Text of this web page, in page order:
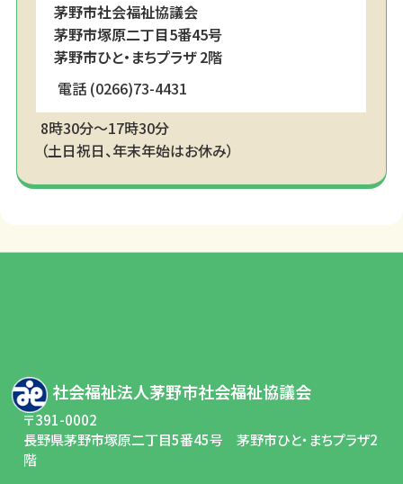
茅野市社会福祉協議会
茅野市塚原二丁目5番45号
茅野市ひと・まちプラザ 2階
電話 (0266)73-4431
8時30分～17時30分
（土日祝日、年末年始はお休み）
社会福祉法人茅野市社会福祉協議会
〒391-0002
長野県茅野市塚原二丁目5番45号 茅野市ひと・まちプラザ2
階